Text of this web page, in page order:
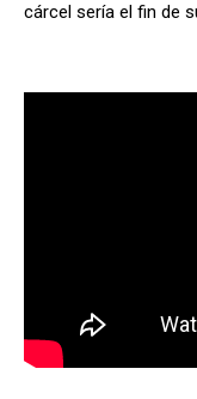
cárcel sería el fin de